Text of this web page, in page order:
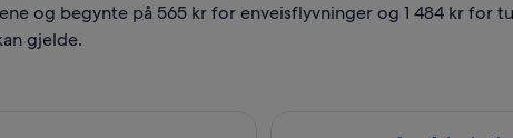
og begynte på 565 kr for enveisflyvninger og 1 484 kr for
gjelde.